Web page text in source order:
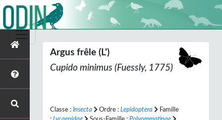
Argus frêle (L')
Cupido minimus (Fuessly, 1775)
Classe : Insecta Ordre : Lepidoptera
Famille